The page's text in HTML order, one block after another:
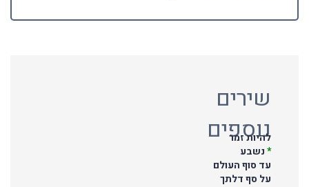
שירים
נוספים
להיות זמר
*נשבע
עד סוף העולם
על סף דלתך